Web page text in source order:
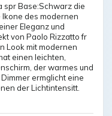
spr Base:Schwarz die
des modernen
Eleganz und
von Paolo Rizzatto fr
Look mit modernen
einen leichten,
der warmes und
ermglicht eine
der Lichtintensitt.